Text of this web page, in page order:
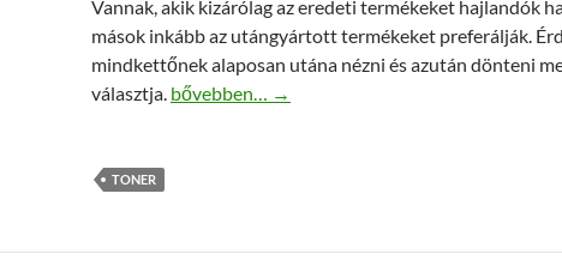
Vannak, akik kizárólag az eredeti termékeket hajlandók
mások inkább az utángyártott termékeket preferálják.
mindkettőnek alaposan utána nézni és azután dönteni
választja. Toner rendelés – Eredeti vagy utángyártott?
bővebben… →
TONER